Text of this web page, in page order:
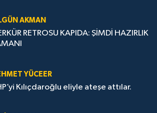
AKMAN
RETROSU KAPIDA: ŞİMDİ HAZIRLIK
YÜCEER
Kılıçdaroğlu eliyle ateşe attılar.